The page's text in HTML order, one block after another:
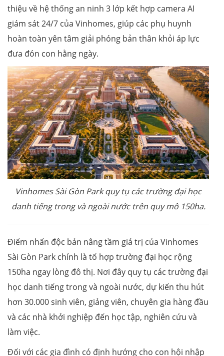
thiệu về hệ thống an ninh 3 lớp kết hợp camera AI
giám sát 24/7 của Vinhomes, giúp các phụ huynh
hoàn toàn yên tâm giải phóng bản thân khỏi áp lực
đưa đón con hằng ngày.
Vinhomes Sài Gòn Parkquy tụ các trường đại học
danh tiếng trong và ngoài nướctrên quy mô 150ha.
Điểm nhấn độc bản nâng tầm giá trị của Vinhomes
Sài Gòn Park chính là tổ hợp trường đại học rộng
150ha ngay lòng đô thị. Nơi đây quy tụ các trường đại
học danh tiếng trong và ngoài nước, dự kiến thu hút
hơn 30.000 sinh viên, giảng viên, chuyên gia hàng đầu
và các nhà khởi nghiệp đến học tập, nghiên cứu và
làm việc.
Đối với các gia đình có định hướng cho con hội nhập